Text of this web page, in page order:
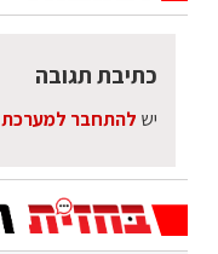
כתיבת תגובה
יש להתחבר למערכת